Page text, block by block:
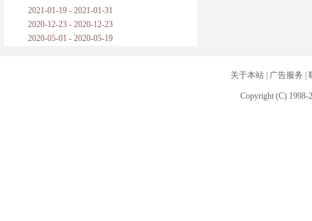
2021-01-19 - 2021-01-31
2020-12-23 - 2020-12-23
2020-05-01 - 2020-05-19
关于本站| 广告服务
Copyright (C) 1998-